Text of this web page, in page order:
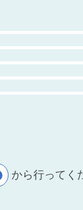
から行ってく